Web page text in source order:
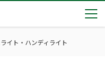
イト・ハンディライト